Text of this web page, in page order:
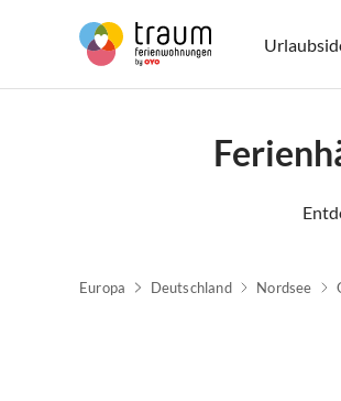
Europa Deutschland Nordsee